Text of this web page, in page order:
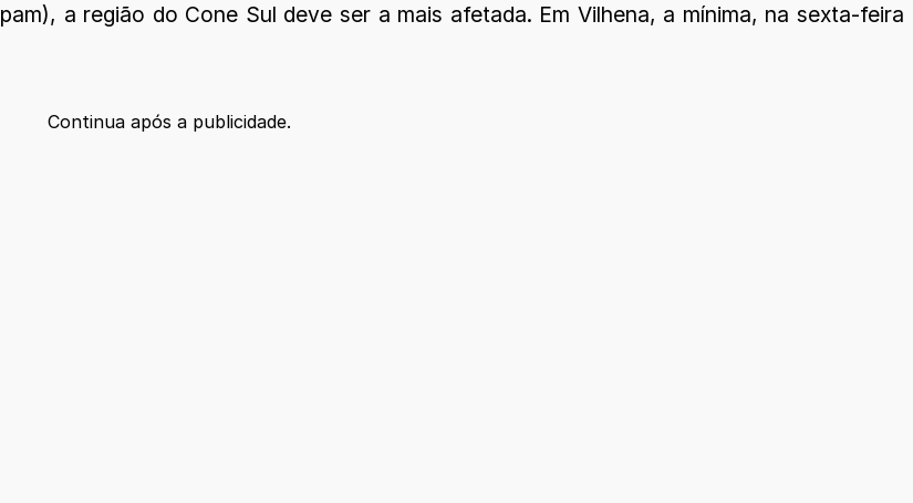
a região do Cone Sul deve ser a mais afetada. Em Vilhena, a mínima, na sexta-feira
Continua após a publicidade.